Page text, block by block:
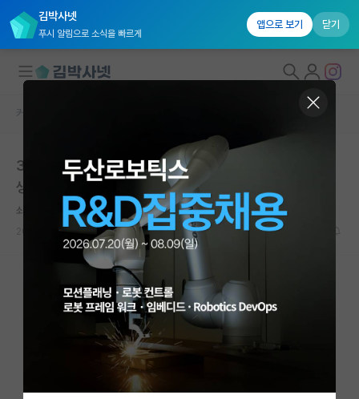
김박사넷
푸시 알림으로 소식을 빠르게
앱으로 보기 닫기
국내대학원 정보
연구실&오픈랩
커뮤니티
커뮤니티 홈
전체글보기
베스트 게시판
IF 명예의전당
자유 게시판(아무개랩)
커뮤니티 홈
30대 대학 연구실 연구원에서 석박통합과정 진학 어떻게
생각하세요?
쇠약한 칼 세이건
2026.05.20 6 1076